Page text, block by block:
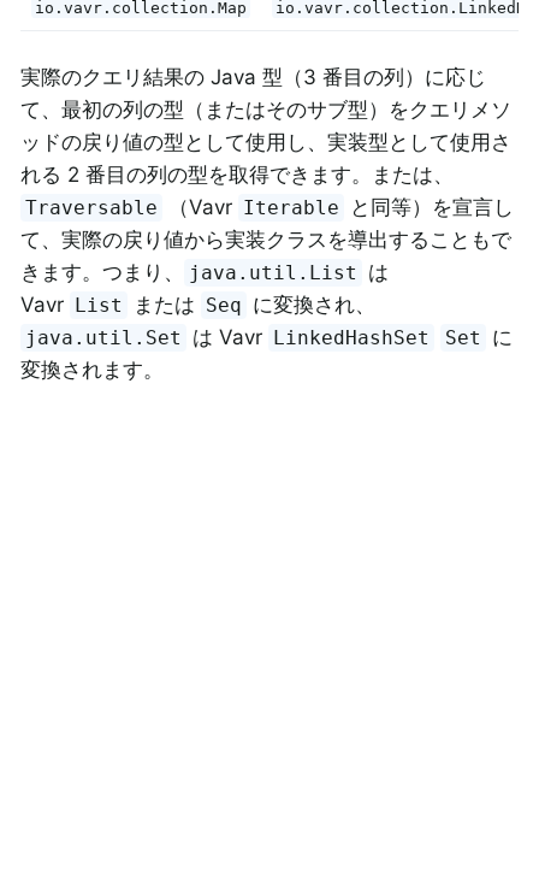
io.vavr.collection.Map
実際のクエリ結果の Java 型（3 番目の列）に応じ
て、最初の列の型（またはそのサブ型）をクエリメソ
ッドの戻り値の型として使用し、実装型として使用さ
れる 2 番目の列の型を取得できます。または、
Traversable （Vavr Iterable
と同等）を宣言し
て、実際の戻り値から実装クラスを導出することもで
きます。つまり、
java.util.List
は
Vavr List または Seq に変換され、
java.util.Set は Vavr LinkedHashSet Set
に
変換されます。